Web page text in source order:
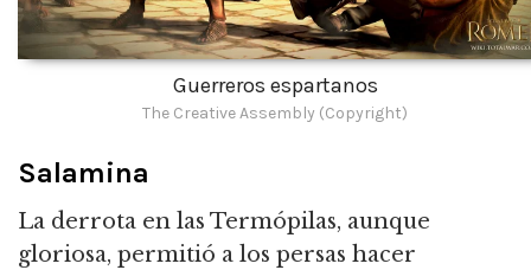
Guerreros espartanos
The Creative Assembly (Copyright)
Salamina
La derrota en las Termópilas, aunque
gloriosa, permitió a los persas hacer